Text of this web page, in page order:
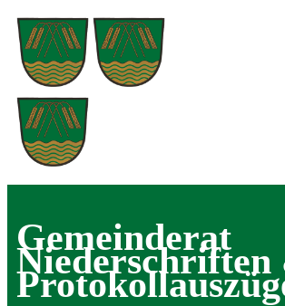
Gemeinderat
Niederschriften